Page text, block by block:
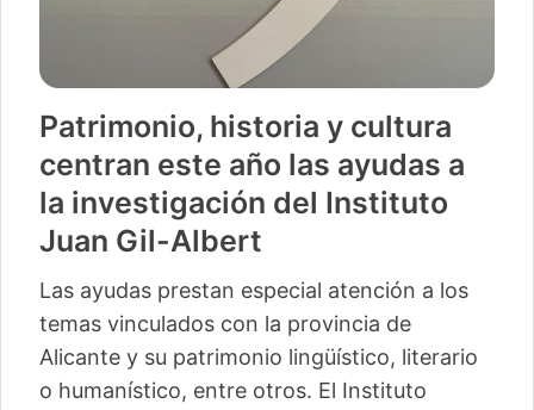
Patrimonio, historia y cultura
centran este año las ayudas a
la investigación del Instituto
Juan Gil-Albert
Las ayudas prestan especial atención a los
temas vinculados con la provincia de
Alicante y su patrimonio lingüístico, literario
o humanístico, entre otros. El Instituto